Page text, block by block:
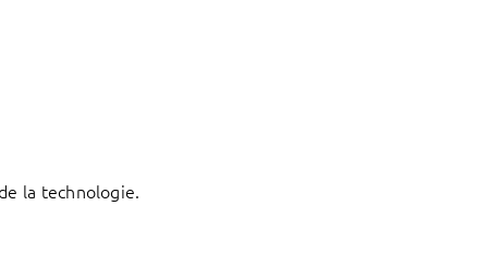
la technologie.